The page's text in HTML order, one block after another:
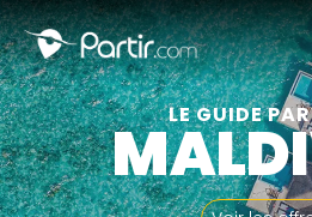
LE GUIDE
📍 Destinations populaires